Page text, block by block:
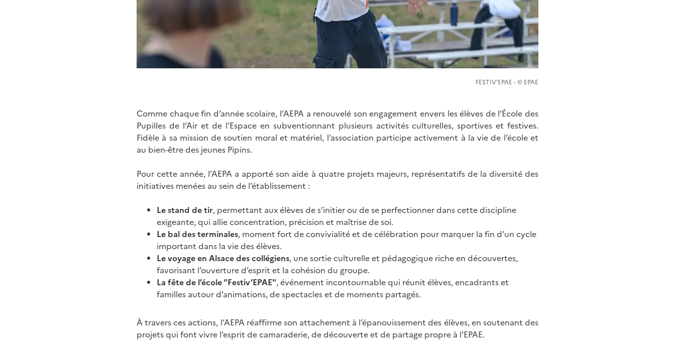
FESTIV'EPAE - © EPAE
Comme chaque fin d’année scolaire, l’AEPA a renouvelé son engagement envers les élèves de l’École des
Pupilles de l’Air et de l’Espace en subventionnant plusieurs activités culturelles, sportives et festives.
Fidèle à sa mission de soutien moral et matériel, l’association participe activement à la vie de l’école et
au bien-être des jeunes Pipins.
Pour cette année, l’AEPA a apporté son aide à quatre projets majeurs, représentatifs de la diversité des
initiatives menées au sein de l’établissement :
Le stand de tir, permettant aux élèves de s’initier ou de se perfectionner dans cette discipline
exigeante, qui allie concentration, précision et maîtrise de soi.
Le bal des terminales, moment fort de convivialité et de célébration pour marquer la fin d’un cycle
important dans la vie des élèves.
Le voyage en Alsace des collégiens, une sortie culturelle et pédagogique riche en découvertes,
favorisant l’ouverture d’esprit et la cohésion du groupe.
La fête de l’école "Festiv’EPAE", événement incontournable qui réunit élèves, encadrants et
familles autour d’animations, de spectacles et de moments partagés.
À travers ces actions, l’AEPA réaffirme son attachement à l’épanouissement des élèves, en soutenant des
projets qui font vivre l’esprit de camaraderie, de découverte et de partage propre à l’EPAE.